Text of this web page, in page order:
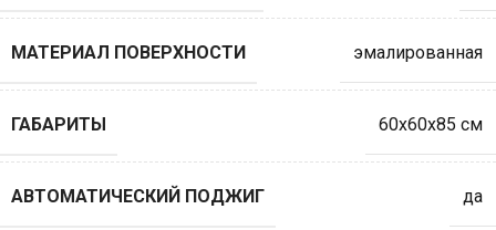
МАТЕРИАЛ ПОВЕРХНОСТИ эмалированная
ГАБАРИТЫ 60х60х85 см
АВТОМАТИЧЕСКИЙ ПОДЖИГ да